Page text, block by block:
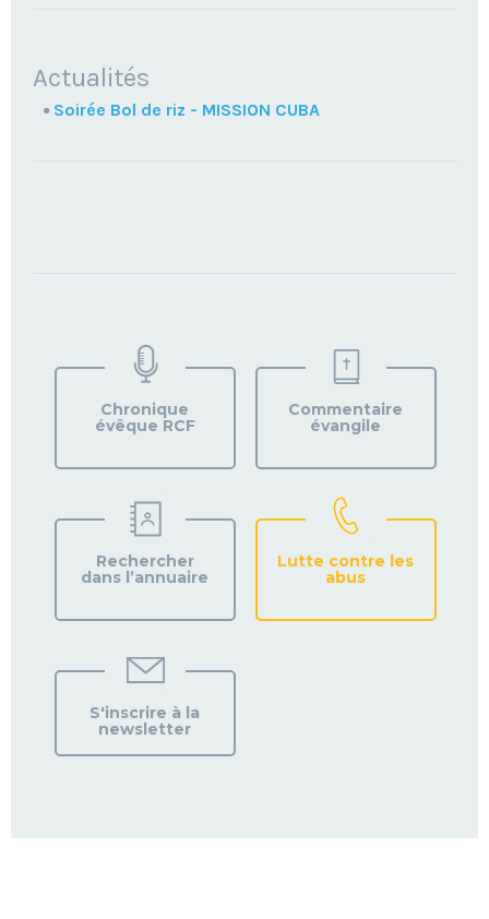
NAVIGATION
Actualités
Soirée Bol de riz - MISSION CUBA
PAROISSE
Chronique
évêque RCF
Commentaire
évangile
Rechercher
dans l’annuaire
Lutte contre les
abus
S'inscrire à la
newsletter